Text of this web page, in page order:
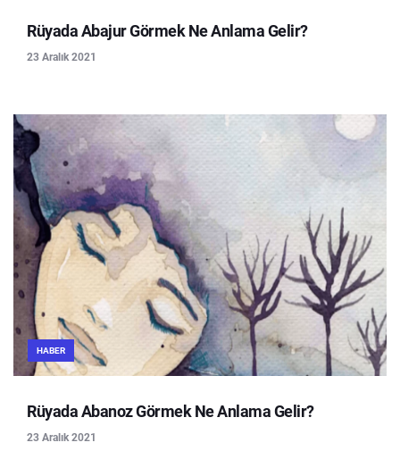
Rüyada Abajur Görmek Ne Anlama Gelir?
23 Aralık 2021
HABER
Rüyada Abanoz Görmek Ne Anlama Gelir?
23 Aralık 2021